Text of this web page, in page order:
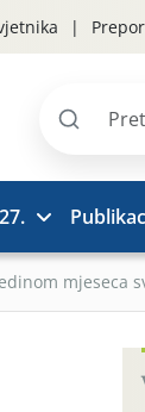
Pretraži
mjeseca